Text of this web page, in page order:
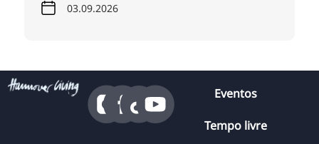
03.09.2026
Eventos
Tempo livre